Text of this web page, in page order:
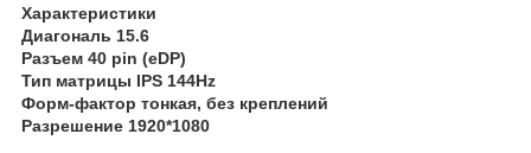
Характеристики
Диагональ 15.6
Разъем 40 pin (eDP)
Тип матрицы IPS 144Hz
Форм-фактор тонкая, без креплений
Разрешение 1920*1080